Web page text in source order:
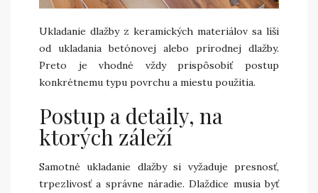
Ukladanie dlažby z keramických materiálov sa líši
od ukladania betónovej alebo prírodnej dlažby.
Preto je vhodné vždy prispôsobiť postup
konkrétnemu typu povrchu a miestu použitia.
Postup a detaily, na
ktorých záleží
Samotné ukladanie dlažby si vyžaduje presnosť,
trpezlivosť a správne náradie. Dlaždice musia byť